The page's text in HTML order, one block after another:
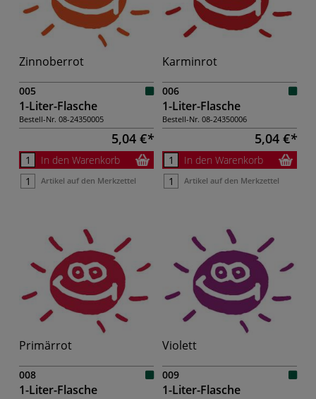
Zinnoberrot
005
1-Liter-Flasche
Bestell-Nr. 08-24350005
5,04 €
In den Warenkorb
Artikel auf den Merkzettel
Karminrot
006
1-Liter-Flasche
Bestell-Nr. 08-24350006
5,04 €
In den Warenkorb
Artikel auf den Merkzettel
Primärrot
008
1-Liter-Flasche
Violett
009
1-Liter-Flasche